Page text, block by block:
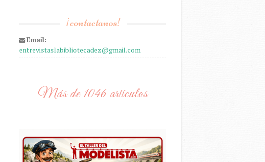
¡contactanos!
Email:
entrevistaslabibliotecadez@gmail.com
Más de 1046 artículos